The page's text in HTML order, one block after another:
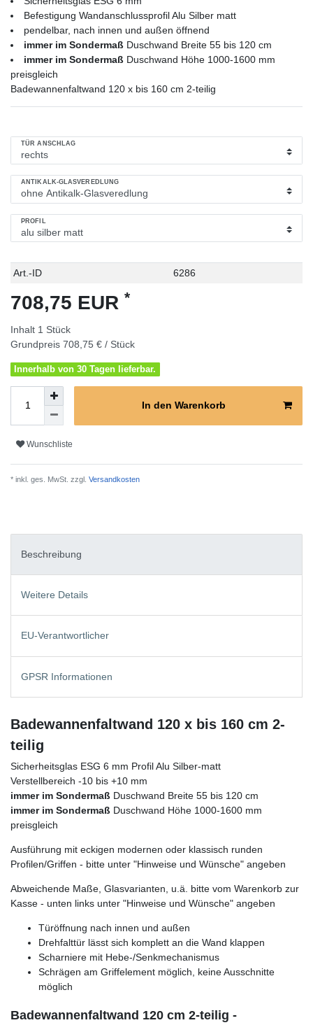
Befestigung Wandanschlussprofil Alu Silber matt
pendelbar, nach innen und außen öffnend
immer im Sondermaß Duschwand Breite 55 bis 120 cm
immer im Sondermaß Duschwand Höhe 1000-1600 mm
preisgleich
Badewannenfaltwand 120 x bis 160 cm 2-teilig
TÜR ANSCHLAG
ANTIKALK-GLASVEREDLUNG
PROFIL
Technisches
Wert
Art.-ID 6286
708,75 EUR *
Inhalt 1 Stück
Grundpreis 708,75 € / Stück
Innerhalb von 30 Tagen lieferbar.
In den Warenkorb
Wunschliste
* inkl. ges. MwSt. zzgl. Versandkosten
Beschreibung
Weitere Details
EU-Verantwortlicher
GPSR Informationen
Badewannenfaltwand 120 x bis 160 cm 2-
teilig
Sicherheitsglas ESG 6 mm Profil Alu Silber-matt
Verstellbereich -10 bis +10 mm
immer im Sondermaß Duschwand Breite 55 bis 120 cm
immer im Sondermaß Duschwand Höhe 1000-1600 mm
preisgleich
Ausführung mit eckigen modernen oder klassisch runden
Profilen/Griffen - bitte unter "Hinweise und Wünsche" angeben
Abweichende Maße, Glasvarianten, u.ä. bitte vom Warenkorb zur
Kasse - unten links unter "Hinweise und Wünsche" angeben
Türöffnung nach innen und außen
Drehfalttür lässt sich komplett an die Wand klappen
Scharniere mit Hebe-/Senkmechanismus
Schrägen am Griffelement möglich, keine Ausschnitte
möglich
Badewannenfaltwand 120 cm 2-teilig -